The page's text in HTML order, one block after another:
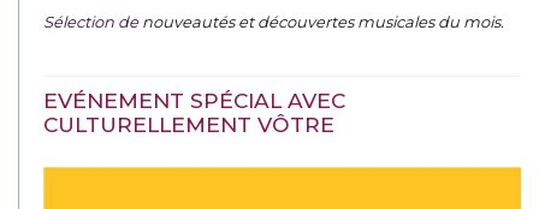
Sélection denouveautés et découvertes musicales du mois.
EVÉNEMENT SPÉCIAL AVEC
CULTURELLEMENT VÔTRE